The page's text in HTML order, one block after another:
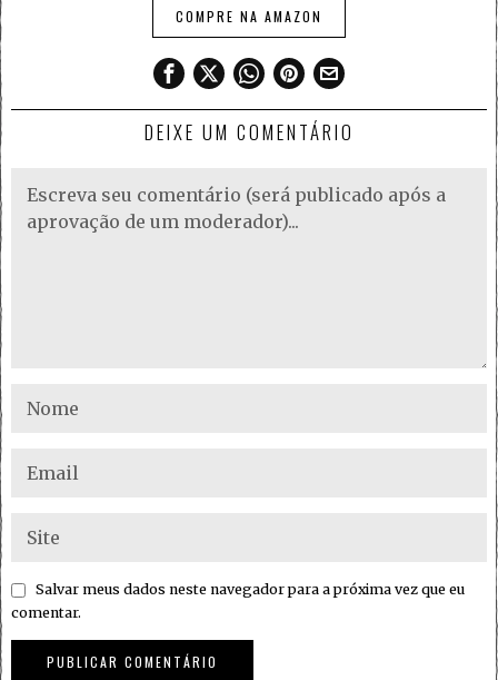
COMPRE NA AMAZON
DEIXE UM COMENTÁRIO
Salvar meus dados neste navegador para a próxima vez que eu
comentar.